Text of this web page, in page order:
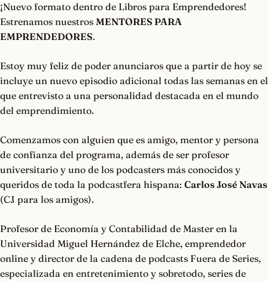
¡Nuevo formato dentro de Libros para Emprendedores!
Estrenamos nuestros MENTORES PARA
EMPRENDEDORES.
Estoy muy feliz de poder anunciaros que a partir de hoy se
incluye un nuevo episodio adicional todas las semanas en el
que entrevisto a una personalidad destacada en el mundo
del emprendimiento.
Comenzamos con alguien que es amigo, mentor y persona
de confianza del programa, además de ser profesor
universitario y uno de los podcasters más conocidos y
queridos de toda la podcastfera hispana: Carlos José Navas
(CJ para los amigos).
Profesor de Economía y Contabilidad de Master en la
Universidad Miguel Hernández de Elche, emprendedor
online y director de la cadena de podcasts Fuera de Series,
especializada en entretenimiento y sobretodo, series de